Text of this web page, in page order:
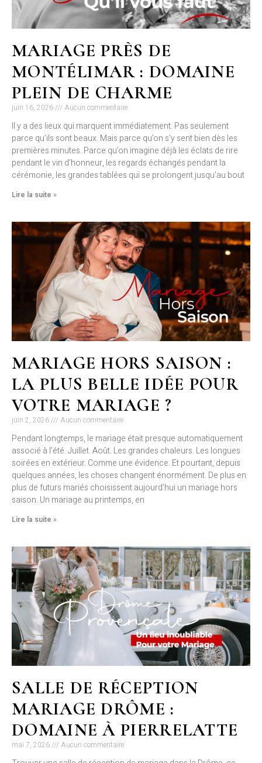
MARIAGE PRÈS DE
MONTÉLIMAR : DOMAINE
PLEIN DE CHARME
juin 16, 2026 Aucun commentaire
Il y a des lieux qui marquent immédiatement. Pas seulement
parce qu’ils sont beaux. Mais parce qu’on s’y sent bien dès les
premières minutes. Parce qu’on imagine déjà les éclats de rire
pendant le vin d’honneur, les regards échangés pendant la
cérémonie, les grandes tablées qui se prolongent jusqu’au bout
Lire la suite »
MARIAGE HORS SAISON :
LA PLUS BELLE IDÉE POUR
VOTRE MARIAGE ?
juin 2, 2026 Aucun commentaire
Pendant longtemps, le mariage était presque automatiquement
associé à l’été. Juillet. Août. Les grandes chaleurs. Les longues
soirées en extérieur. Comme une évidence. Et pourtant, depuis
quelques années, les choses changent énormément. De plus en
plus de futurs mariés choisissent aujourd’hui un mariage hors
saison. Un mariage au printemps, en
Lire la suite »
SALLE DE RÉCEPTION
MARIAGE DRÔME :
DOMAINE À PIERRELATTE
mai 7, 2026 Aucun commentaire